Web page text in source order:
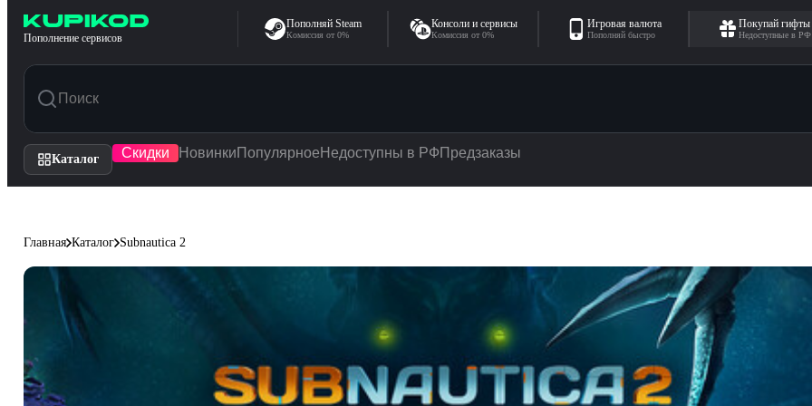
Перейти к содержимому
Пополнение сервисов
Пополняй Steam
Комиссия от 0%
Консоли и сервисы
Комиссия от 0%
Игровая валюта
Пополняй быстро
Покупай гифты
Недоступные в РФ
Каталог Скидки Новинки Популярное Недоступны в РФ Предзаказы
Главная Каталог Subnautica 2